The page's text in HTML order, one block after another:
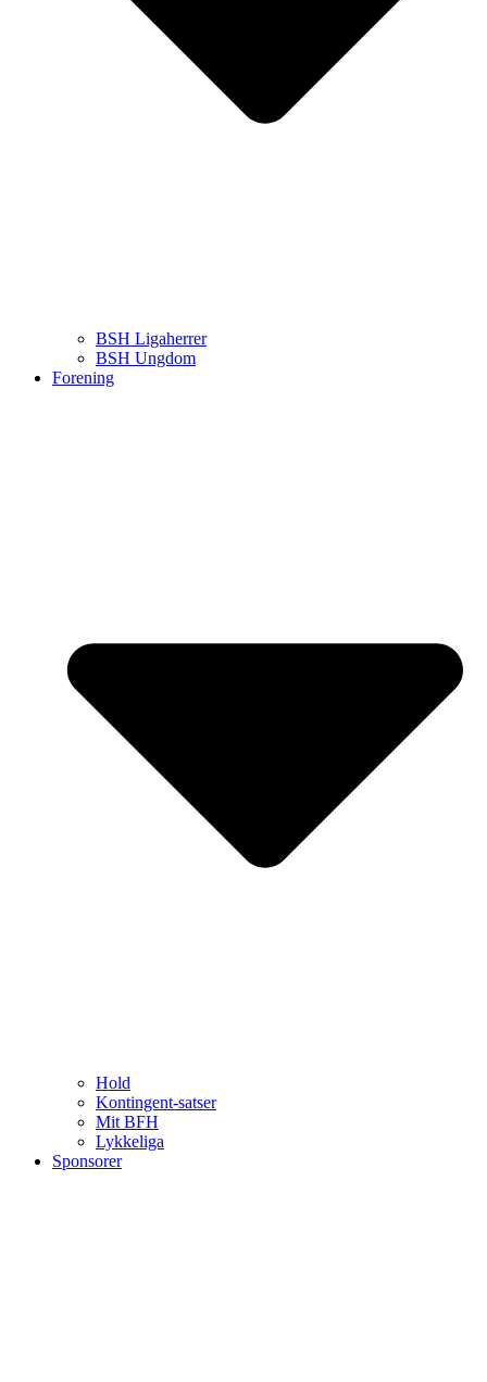
BSH Ligaherrer
BSH Ungdom
Forening
Hold
Kontingent-satser
Mit BFH
Lykkeliga
Sponsorer